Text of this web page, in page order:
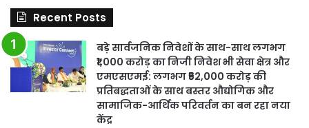
Recent Posts
बड़े सार्वजनिक निवेशों के साथ-साथ लगभग
₹1,000 करोड़ का निजी निवेश भी सेवा क्षेत्र और
एमएसएमई: लगभग ₹52,000 करोड़ की
प्रतिबद्धताओं के साथ बस्तर औद्योगिक और
सामाजिक-आर्थिक परिवर्तन का बन रहा नया
केंद्र